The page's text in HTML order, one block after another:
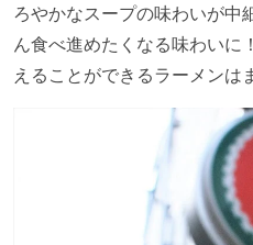
ろやかなスープの味わいが中
ん食べ進めたくなる味わい
えることができるラーメンは